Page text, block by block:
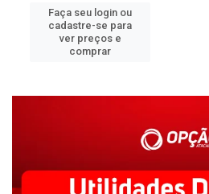
Faça seu login ou
cadastre-se para
ver preços e
comprar